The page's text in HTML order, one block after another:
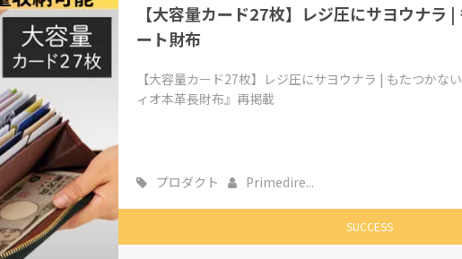
【大容量カード27枚】レジ圧にサヨウナラ
ート財布
【大容量カード27枚】レジ圧にサヨウナラ | もたつかな
ィオ本革長財布』再掲載
プロダクト Primedire...
SUCCESS